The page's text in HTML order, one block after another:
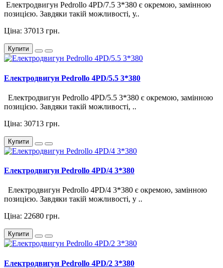
Електродвигун Pedrollo 4PD/7.5 3*380 є окремою, замінною
позицією. Завдяки такій можливості, у..
Ціна: 37013 грн.
Купити
Електродвигун Pedrollo 4PD/5.5 3*380
Електродвигун Pedrollo 4PD/5.5 3*380 є окремою, замінною
позицією. Завдяки такій можливості, ..
Ціна: 30713 грн.
Купити
Електродвигун Pedrollo 4PD/4 3*380
Електродвигун Pedrollo 4PD/4 3*380 є окремою, замінною
позицією. Завдяки такій можливості, у ..
Ціна: 22680 грн.
Купити
Електродвигун Pedrollo 4PD/2 3*380